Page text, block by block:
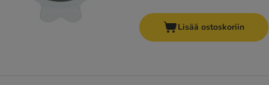
Lisää ostoskoriin